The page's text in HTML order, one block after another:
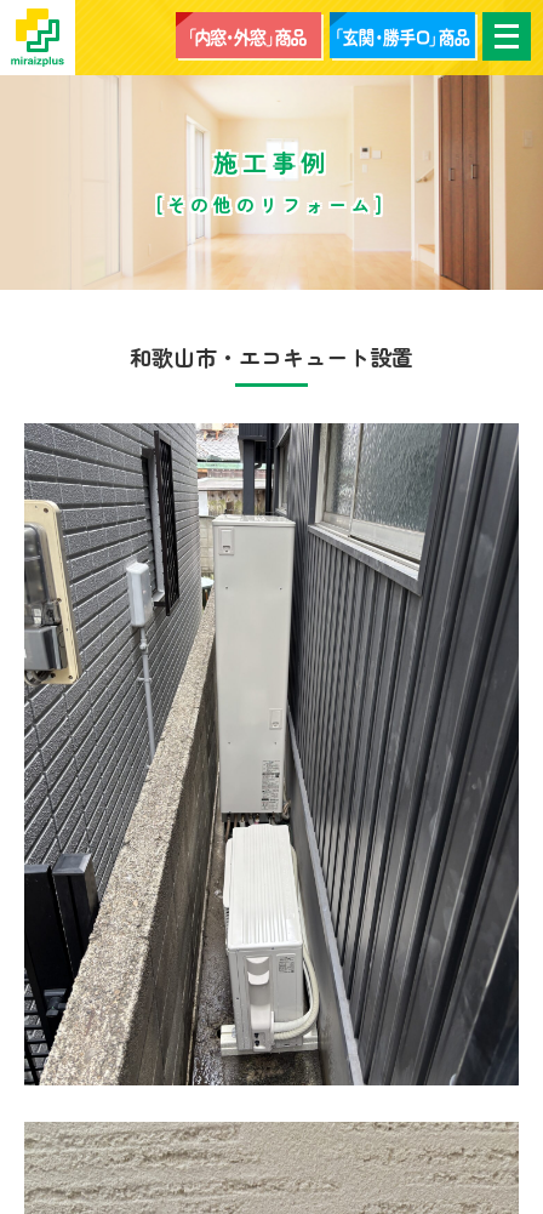
メ
ニ
ュ
ー
施工事例
[その他のリフォーム]
和歌山市・エコキュート設置